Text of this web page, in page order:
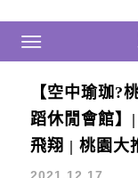
跟著
Main Menu
空中瑜伽
【空中瑜珈?
蹈休閒會館】
飛翔 | 桃園大